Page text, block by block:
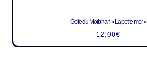
Golfe du Morbihan « La petite mer »
12,00€